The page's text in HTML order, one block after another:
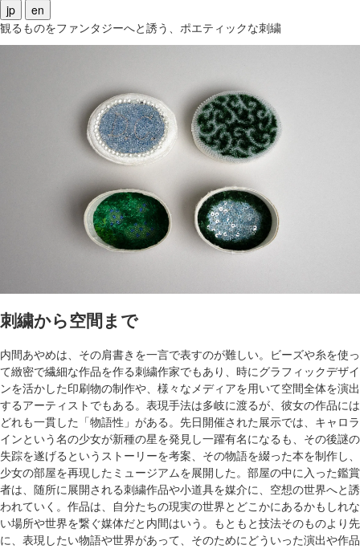
jp en
観るものをファンタジーへと誘う、ポエティックな刺繍
刺繍から空間まで
内間あやめは、その肩書きを一言で表すのが難しい。ビーズや糸を使っ
て緻密で繊細な作品を作る刺繍作家でもあり、時にグラフィックデザイ
ンを活かした印刷物の制作や、様々なメディアを用いて空間全体を演出
するアーティストでもある。表現手法は多岐に渡るが、彼女の作品には
どれも一貫した「物語性」がある。先日開催された展示では、キャロラ
インという名の少女が新種の星を発見し一躍有名になるも、その後謎の
失踪を遂げるというストーリーを考案、その物語を綴った本を制作し、
少女の部屋を再現したミュージアムを展開した。部屋の中に入った鑑賞
者は、随所に展開される刺繍作品や小道具を媒介に、空想の世界へと誘
われていく。作品は、自分たちの現実の世界とどこかにあるかもしれな
い場所や世界を繋ぐ媒体だと内間はいう。もともと技法そのものより先
に、表現したい物語や世界があって、そのためにどういった演出や作品